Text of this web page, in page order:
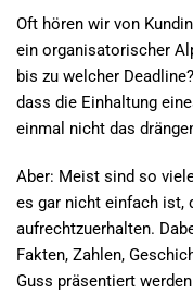
Oft hören wir von
ein organisatorischer
bis zu welcher
dass die Einhaltung
einmal nicht das
Aber: Meist sind so
es gar nicht einfach ist,
aufrechtzuerhalten.
Fakten, Zahlen,
Guss präsentiert